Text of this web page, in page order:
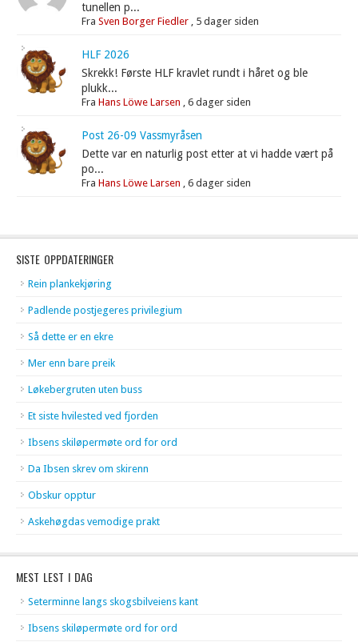
tunellen p...
FraSven Borger Fiedler , 5 dager siden
HLF 2026
Skrekk! Første HLF kravlet rundt i håret og ble
plukk...
FraHans Löwe Larsen ,6 dager siden
Post 26-09 Vassmyråsen
Dette var en naturlig post etter at vi hadde vært på
po...
FraHans Löwe Larsen ,6 dager siden
SISTE OPPDATERINGER
Rein plankekjøring
Padlende postjegeres privilegium
Så dette er en ekre
Mer enn bare preik
Løkebergruten uten buss
Et siste hvilested ved fjorden
Ibsens skiløpermøte ord for ord
Da Ibsen skrev om skirenn
Obskur opptur
Askehøgdas vemodige prakt
MEST LEST I DAG
Seterminne langs skogsbilveiens kant
Ibsens skiløpermøte ord for ord